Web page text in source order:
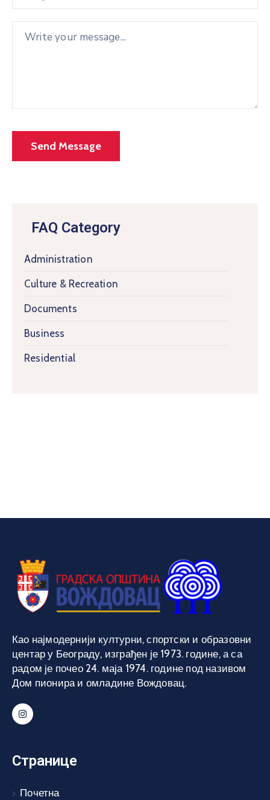
FAQ Category
Administration
Culture & Recreation
Documents
Business
Residential
Као најмодернији културни, спортски и образовни
центар у Београду, изграђен је 1973. године, а са
радом је почео 24. маја 1974. године под називом
Дом пионира и омладине Вождовац.
Странице
Почетна